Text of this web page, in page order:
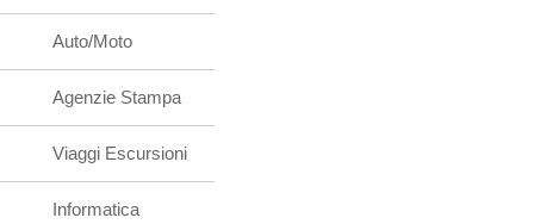
Auto/Moto
Agenzie Stampa
Viaggi Escursioni
Informatica